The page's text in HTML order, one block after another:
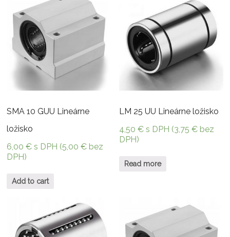
SMA 10 GUU Lineárne
ložisko
6,00€ s DPH (5,00€ bez
DPH)
Add to cart
LM 25 UU Lineárne ložisko
4,50€ s DPH (3,75€ bez
DPH)
Read more